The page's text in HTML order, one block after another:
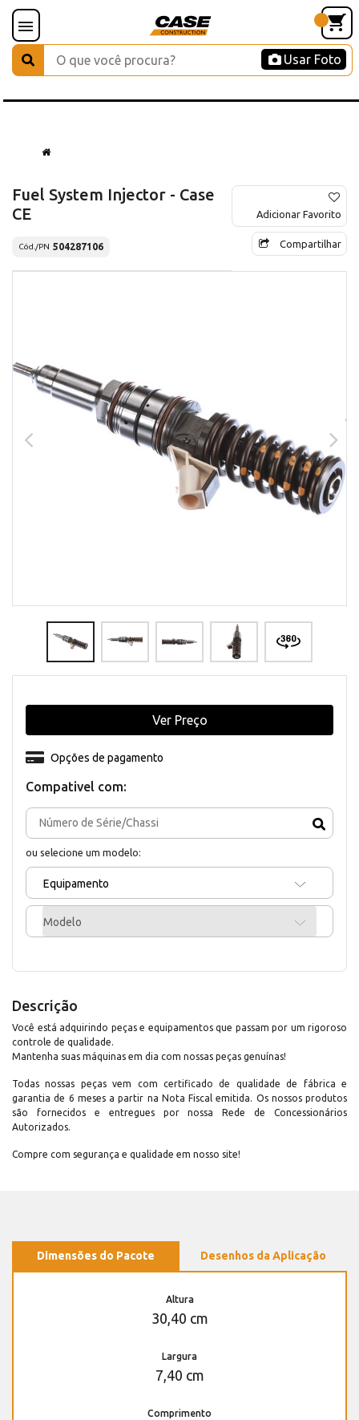
Usar Foto
Fuel System Injector - Case
CE
Cód./PN 504287106
Adicionar Favorito
Compartilhar
Compativel com:
ou selecione um modelo:
Equipamento
Modelo
Opções de pagamento
Ver Preço
Descrição
Você está adquirindo peças e equipamentos que passam por um rigoroso
controle de qualidade.
Mantenha suas máquinas em dia com nossas peças genuínas!
Todas nossas peças vem com certificado de qualidade de fábrica e
garantia de 6 meses a partir na Nota Fiscal emitida. Os nossos produtos
são fornecidos e entregues por nossa Rede de Concessionários
Autorizados.
Compre com segurança e qualidade em nosso site!
Dimensões do Pacote Desenhos da Aplicação
Altura
30,40 cm
Largura
7,40 cm
Comprimento